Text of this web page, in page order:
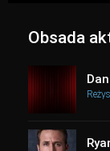
Obsada